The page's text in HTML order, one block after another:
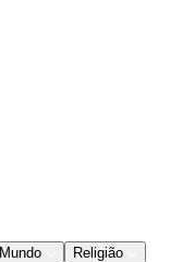
Mundo
Religião